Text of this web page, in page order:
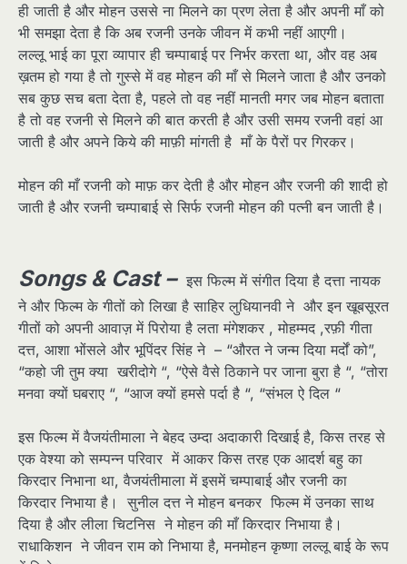
ही जाती है और मोहन उससे ना मिलने का प्रण लेता है और अपनी माँ को
भी समझा देता है कि अब रजनी उनके जीवन में कभी नहीं आएगी।
लल्लू भाई का पूरा व्यापार ही चम्पाबाई पर निर्भर करता था, और वह अब
ख़तम हो गया है तो गुस्से में वह मोहन की माँ से मिलने जाता है और उनको
सब कुछ सच बता देता है, पहले तो वह नहीं मानती मगर जब मोहन बताता
है तो वह रजनी से मिलने की बात करती है और उसी समय रजनी वहां आ
जाती है और अपने किये की माफ़ी मांगती है माँ के पैरों पर गिरकर।
मोहन की माँ रजनी को माफ़ कर देती है और मोहन और रजनी की शादी हो
जाती है और रजनी चम्पाबाई से सिर्फ रजनी मोहन की पत्नी बन जाती है।
Songs & Cast – इस फिल्म में संगीत दिया है दत्ता नायक
ने और फिल्म के गीतों को लिखा है साहिर लुधियानवी ने और इन खूबसूरत
गीतों को अपनी आवाज़ में पिरोया है लता मंगेशकर , मोहम्मद ,रफ़ी गीता
दत्त, आशा भोंसले और भूपिंदर सिंह ने – “औरत ने जन्म दिया मर्दों को”,
“कहो जी तुम क्या खरीदोगे “, “ऐसे वैसे ठिकाने पर जाना बुरा है “, “तोरा
मनवा क्यों घबराए “, “आज क्यों हमसे पर्दा है “, “संभल ऐ दिल “
इस फिल्म में वैजयंतीमाला ने बेहद उम्दा अदाकारी दिखाई है, किस तरह से
एक वेश्या को सम्पन्न परिवार में आकर किस तरह एक आदर्श बहु का
किरदार निभाना था, वैजयंतीमाला में इसमें चम्पाबाई और रजनी का
किरदार निभाया है। सुनील दत्त ने मोहन बनकर फिल्म में उनका साथ
दिया है और लीला चिटनिस ने मोहन की माँ किरदार निभाया है।
राधाकिशन ने जीवन राम को निभाया है, मनमोहन कृष्णा लल्लू बाई के रूप